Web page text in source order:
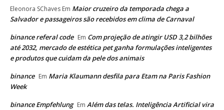
Eleonora SChaves Em Maior cruzeiro da temporada chega a
Salvador e passageiros são recebidos em clima de Carnaval
binance referal code Em Com projeção de atingir USD 3,2 bilhões
até 2032, mercado de estética pet ganha formulações inteligentes
e produtos que cuidam da pele dos animais
binance Em Maria Klaumann desfila para Etam na Paris Fashion
Week
binance Empfehlung Em Além das telas. Inteligência Artificial vira